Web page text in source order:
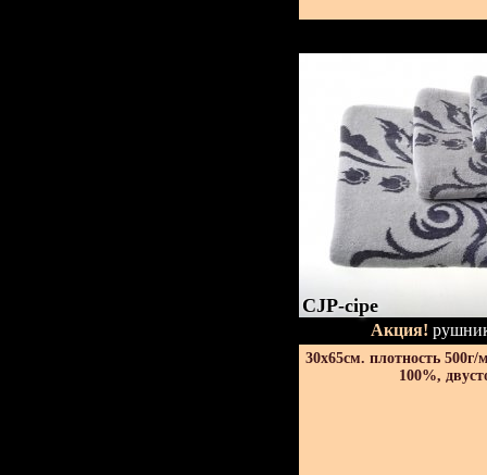
CJP-сіре
Акция!
30х65см. плотность 500г/
100%,